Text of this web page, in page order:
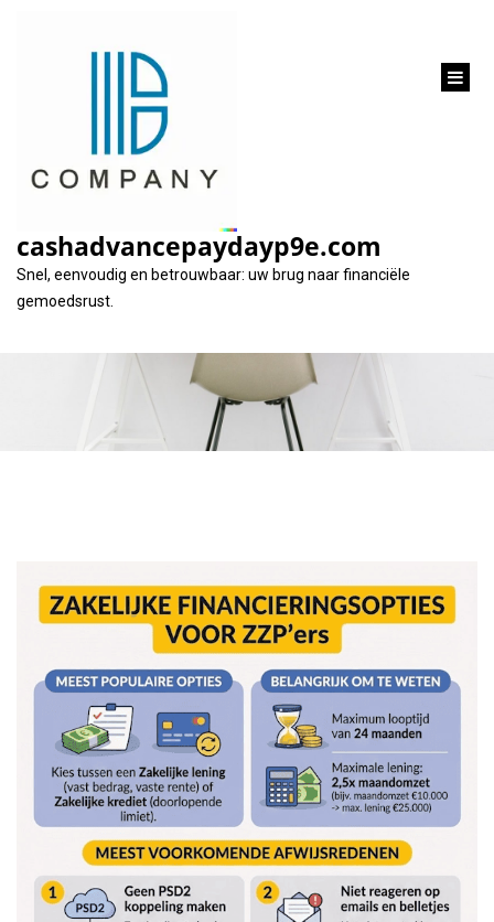
cashadvancepaydayp9e.com
Snel, eenvoudig en betrouwbaar: uw brug naar financiële
gemoedsrust.
Vind de Goedkoopste
Zakelijke Lening voor
uw Bedrijf